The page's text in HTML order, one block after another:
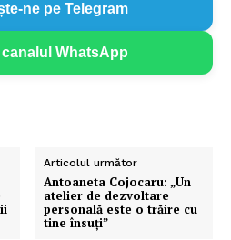
ne pe Telegram
canalul WhatsApp
Articolul următor
Antoaneta Cojocaru: „Un
atelier de dezvoltare
personală este o trăire cu
tine însuți”